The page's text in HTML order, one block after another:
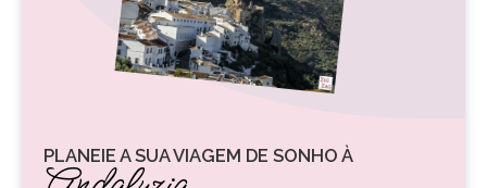
PLANEIE A SUA VIAGEM DE SONHO À